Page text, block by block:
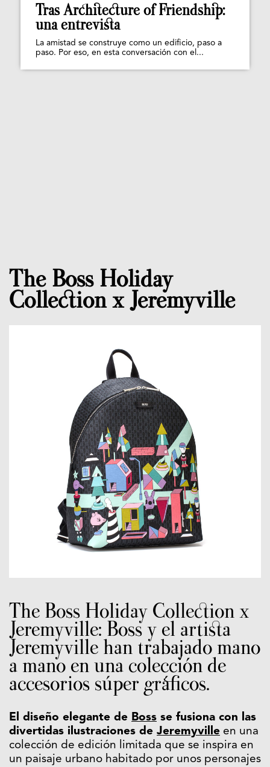
Tras Architecture of Friendship:
una entrevista
La amistad se construye como un edificio, paso a
paso. Por eso, en esta conversación con el...
The Boss Holiday
Collection x Jeremyville
The Boss Holiday Collection x
Jeremyville: Boss y el artista
Jeremyville han trabajado mano
a mano en una colección de
accesorios súper gráficos.
El diseño elegante de Boss se fusiona con las
divertidas ilustraciones de Jeremyville en una
colección de edición limitada que se inspira en
un paisaje urbano habitado por unos personajes